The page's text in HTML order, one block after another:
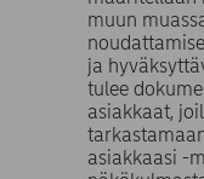
muun
ja
tulee
asiakkaat,
asiakkaasi -